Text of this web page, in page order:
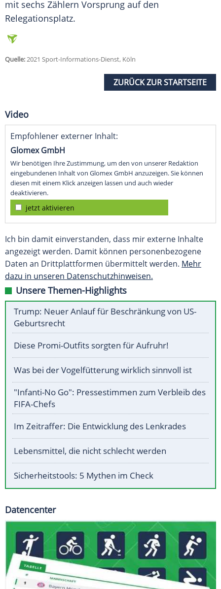
mit sechs Zählern Vorsprung auf den
Relegationsplatz.
Quelle:2021 Sport-Informations-Dienst, Köln
ZURÜCK ZUR STARTSEITE
Video
Empfohlener externer Inhalt:
Glomex GmbH
Wir benötigen Ihre Zustimmung, um den von unserer Redaktion
eingebundenen Inhalt von Glomex GmbH anzuzeigen. Sie können
diesen mit einem Klick anzeigen lassen und auch wieder
deaktivieren.
jetzt aktivieren
Ich bin damit einverstanden, dass mir externe Inhalte
angezeigt werden. Damit können personenbezogene
Daten an Drittplattformen übermittelt werden. Mehr
dazu in unseren Datenschutzhinweisen.
Unsere Themen-Highlights
Trump: Neuer Anlauf für Beschränkung von US-
Geburtsrecht
Diese Promi-Outfits sorgten für Aufruhr!
Was bei der Vogelfütterung wirklich sinnvoll ist
"Infanti-No Go": Pressestimmen zum Verbleib des
FIFA-Chefs
Im Zeitraffer: Die Entwicklung des Lenkrades
Lebensmittel, die nicht schlecht werden
Sicherheitstools: 5 Mythen im Check
Datencenter